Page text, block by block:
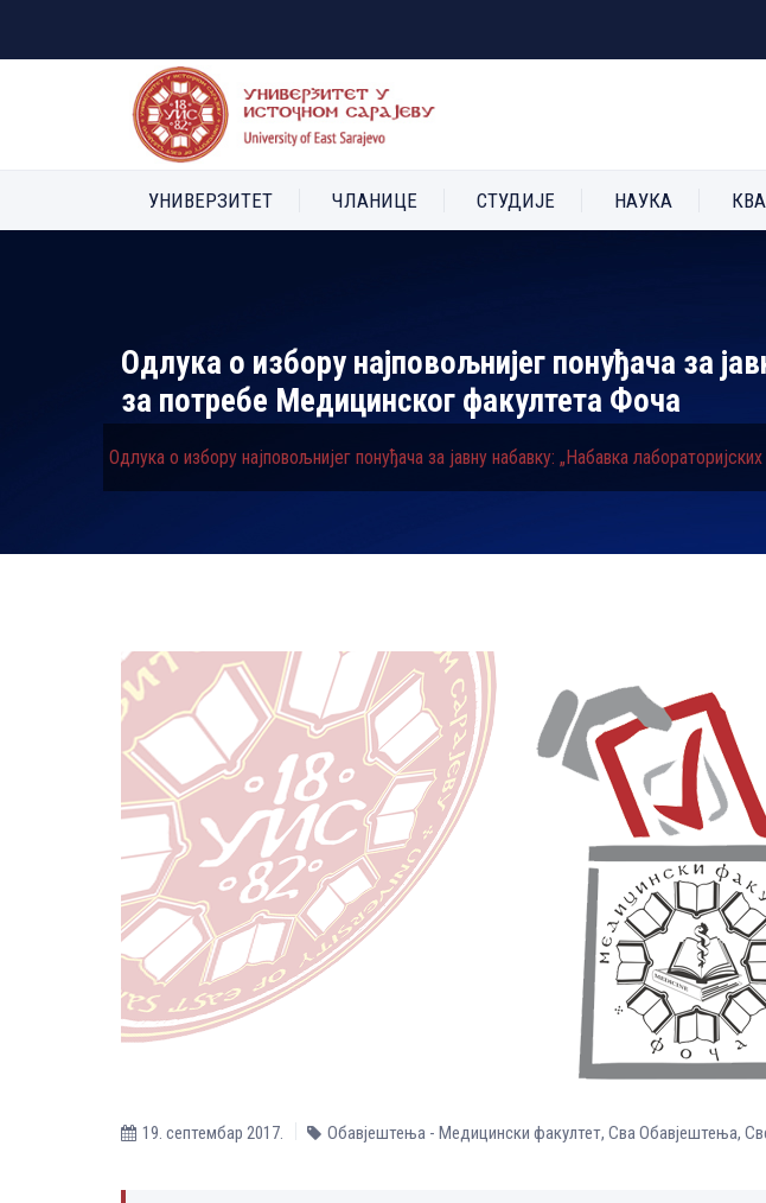
УНИВЕРЗИТЕТ ЧЛАНИЦЕ СТУДИЈЕ НАУКА
Одлука о избору најповољнијег понуђача за
за потребе Медицинског факултета Фоча
Одлука о избору најповољнијег понуђача за јавну набавку: „Набавка
19. септембар 2017. Обавјештења - Медицински факултет, Сва Обавјештења,